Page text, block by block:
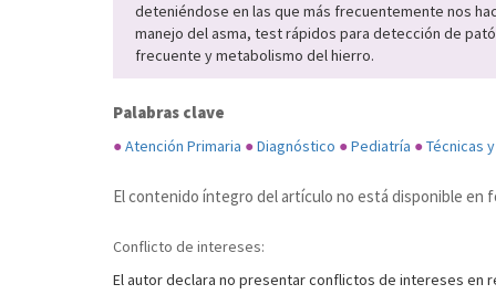
deteniéndose en las que más frecuentemente nos
manejo del asma, test rápidos para detección de
frecuente y metabolismo del hierro.
Palabras clave
●Atención Primaria ●Diagnóstico ●Pediatría ●Técnicas
El contenido íntegro del artículo no está disponible
Conflicto de intereses:
El autor declara no presentar conflictos de intereses en